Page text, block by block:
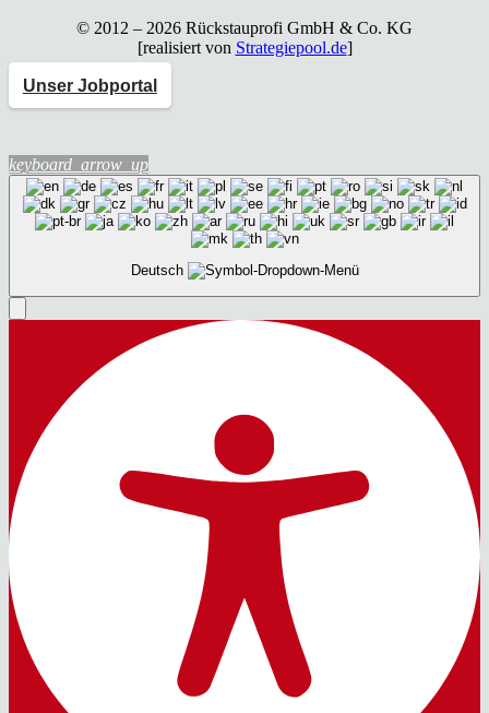
© 2012 – 2026 Rück­stau­pro­fi GmbH & Co. KG
[rea­li­siert von Strategiepool.de]
Unser Jobportal
keyboard_arrow_up
Deutsch